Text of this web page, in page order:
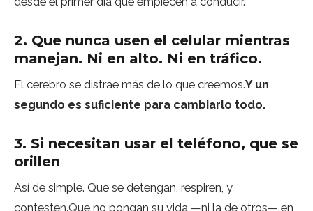
2. Que nunca usen el celular mientras
manejan. Ni en alto. Ni en tráfico.
El cerebro se distrae más de lo que creemos.Y un
segundo es suficiente para cambiarlo todo.
3. Si necesitan usar el teléfono, que se
orillen
Así de simple. Que se detengan, respiren, y
contesten.Que no pongan su vida —ni la de otros— en